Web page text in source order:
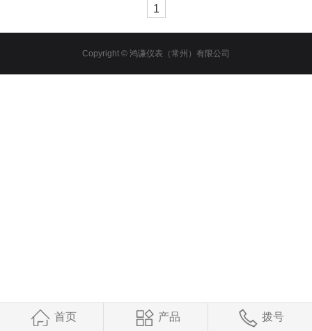
1
Copyright © 鸿谦仪表（常州）有限公司
首页 产品 拨号